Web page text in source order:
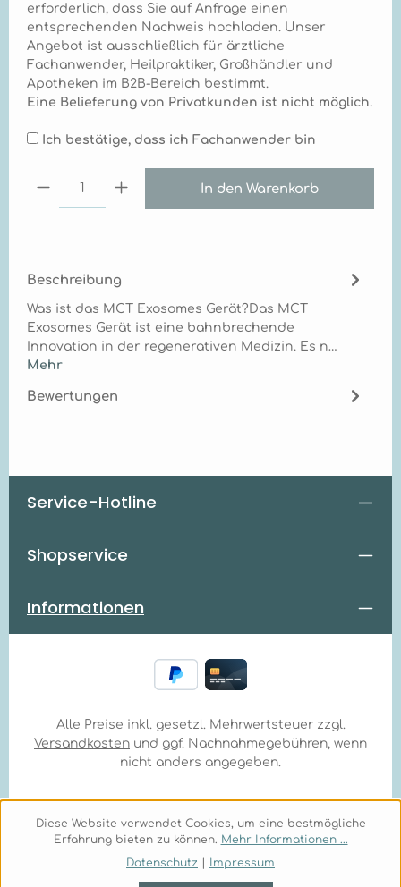
erforderlich, dass Sie auf Anfrage einen
entsprechenden Nachweis hochladen. Unser
Angebot ist ausschließlich für ärztliche
Fachanwender, Heilpraktiker, Großhändler und
Apotheken im B2B-Bereich bestimmt.
Eine Belieferung von Privatkunden ist nicht möglich.
Ich bestätige, dass ich Fachanwender bin
Produkt Anzahl: Gib den gewünschten
In den Warenkorb
Beschreibung
Was ist das MCT Exosomes Gerät?Das MCT
Exosomes Gerät ist eine bahnbrechende
Innovation in der regenerativen Medizin. Es n…
Mehr
Bewertungen
Service-Hotline
Shopservice
Informationen
Alle Preise inkl. gesetzl. Mehrwertsteuer zzgl.
Versandkosten und ggf. Nachnahmegebühren, wenn
nicht anders angegeben.
Diese Website verwendet Cookies, um eine bestmögliche
Erfahrung bieten zu können. Mehr Informationen ...
Datenschutz
Impressum